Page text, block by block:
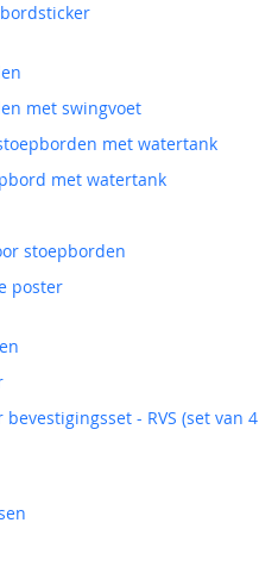
met swingvoet
met watertank
met watertank
stoepborden
poster
- RVS (set van 4